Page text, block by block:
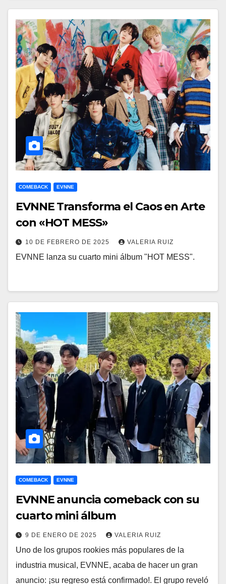
COMEBACK EVNNE
EVNNE Transforma el Caos en Arte
con «HOT MESS»
10 DE FEBRERO DE 2025 VALERIA RUIZ
EVNNE lanza su cuarto mini álbum "HOT MESS".
COMEBACK EVNNE
EVNNE anuncia comeback con su
cuarto mini álbum
9 DE ENERO DE 2025 VALERIA RUIZ
Uno de los grupos rookies más populares de la
industria musical, EVNNE, acaba de hacer un gran
anuncio: ¡su regreso está confirmado!. El grupo reveló